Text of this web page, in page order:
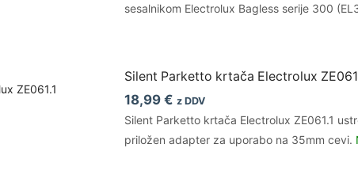
sesalnikom Electrolux Bagless serije 300
Silent Parketto krtača Electrolux
18,99 € z DDV
Silent Parketto krtača Electrolux ZE061.1
priložen adapter za uporabo na 35mm cevi.